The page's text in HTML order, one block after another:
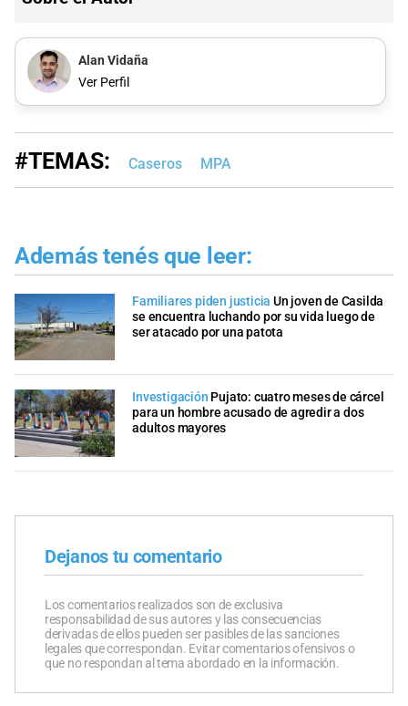
Alan Vidaña
Ver Perfil
#TEMAS: Caseros MPA
Además tenés que leer:
Familiares piden justicia Un joven de Casilda
se encuentra luchando por su vida luego de
ser atacado por una patota
Investigación Pujato: cuatro meses de cárcel
para un hombre acusado de agredir a dos
adultos mayores
Dejanos tu comentario
Los comentarios realizados son de exclusiva
responsabilidad de sus autores y las consecuencias
derivadas de ellos pueden ser pasibles de las sanciones
legales que correspondan. Evitar comentarios ofensivos o
que no respondan al tema abordado en la información.